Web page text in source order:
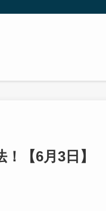
【6月3日】